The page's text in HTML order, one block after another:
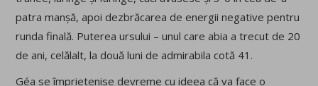
patra manșă, apoi dezbrăcarea de energii negative pentru
runda finală. Puterea ursului – unul care abia a trecut de 20
de ani, celălalt, la două luni de admirabila cotă 41.
Géa se împrietenise devreme cu ideea că va face o